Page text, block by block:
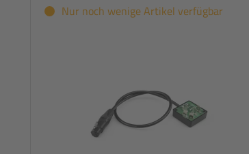
Nur noch wenige Artikel verfügbar